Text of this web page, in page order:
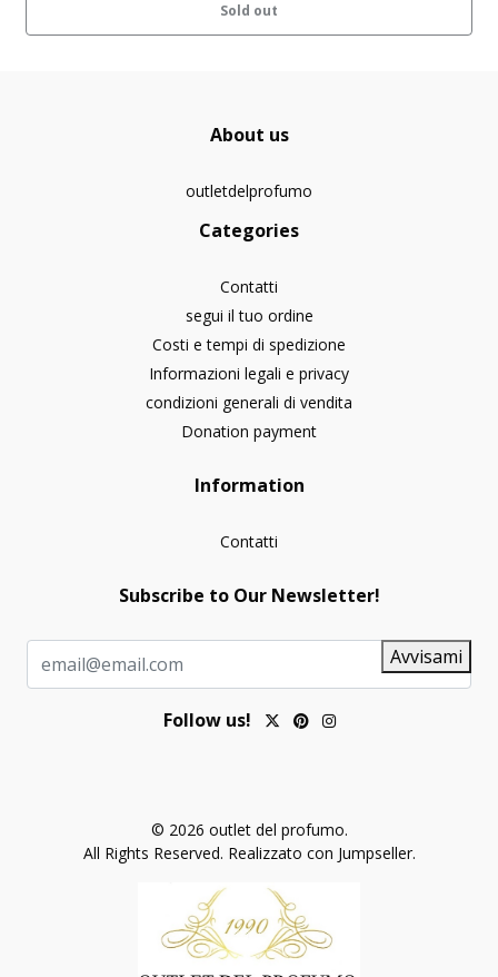
Sold out
About us
outletdelprofumo
Categories
Contatti
segui il tuo ordine
Costi e tempi di spedizione
Informazioni legali e privacy
condizioni generali di vendita
Donation payment
Information
Contatti
Subscribe to Our Newsletter!
Avvisami
Follow us!
© 2026 outlet del profumo.
All Rights Reserved. Realizzato con Jumpseller.